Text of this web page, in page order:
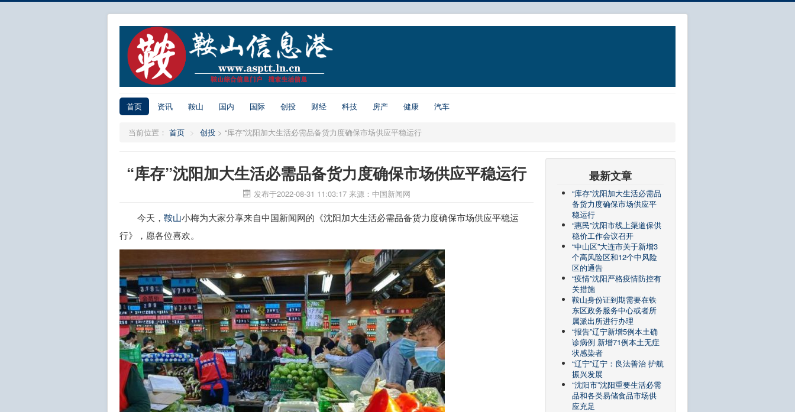
首页 资讯 鞍山 国内 国际 创投 财经 科技 房产 健康 汽车
当前位置： 首页 > 创投 > “库存”沈阳加大生活必需品备货力度确保市场供应平稳运行
“库存”沈阳加大生活必需品备货力度确保市场供应平稳运行
发布于2022-08-31 11:03:17 来源：中国新闻网
今天， 鞍山小梅为大家分享来自中国新闻网的《沈阳加大生活必需品备货力度确保市场供应平稳运
行》，愿各位喜欢。
最新文章
“库存”沈阳加大生活必需品
备货力度确保市场供应平
稳运行
“惠民”沈阳市线上渠道保供
稳价工作会议召开
“中山区”大连市关于新增3
个高风险区和12个中风险
区的通告
“疫情”沈阳严格疫情防控有
关措施
鞍山身份证到期需要在铁
东区政务服务中心或者所
属派出所进行办理
“报告”辽宁新增5例本土确
诊病例 新增71例本土无症
状感染者
“辽宁”辽宁：良法善治 护航
振兴发展
“沈阳市”沈阳重要生活必需
品和各类易储食品市场供
应充足